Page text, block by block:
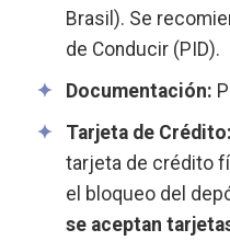
Brasil). Se
de Conducir (PID).
Documentación:
Tarjeta de Crédito:
tarjeta de crédito
el bloqueo del
se aceptan